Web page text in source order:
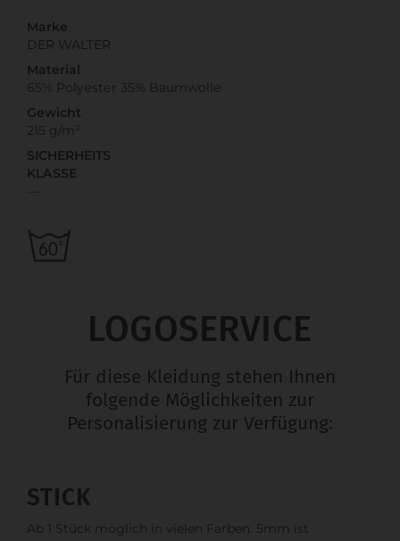
Marke
DER WALTER
Material
65% Polyester 35% Baumwolle
Gewicht
215 g/m²
SICHERHEITS
KLASSE
LOGOSERVICE
Für diese Kleidung stehen Ihnen
folgende Möglichkeiten zur
Personalisierung zur Verfügung:
STICK
Ab 1 Stück möglich in vielen Farben. 5mm ist